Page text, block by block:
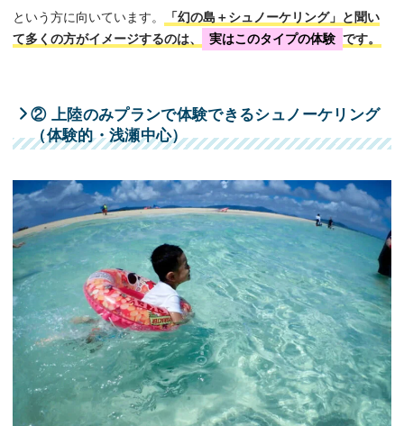
という方に向いています。
「幻の島＋シュノーケリング」と聞い
て多くの方がイメージするのは、
実はこのタイプの体験 です。
② 上陸のみプランで体験できるシュノーケリング
（体験的・浅瀬中心）